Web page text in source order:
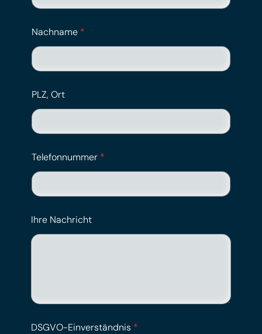
Nachname *
PLZ, Ort
Telefonnummer *
Ihre Nachricht
DSGVO-Einverständnis *